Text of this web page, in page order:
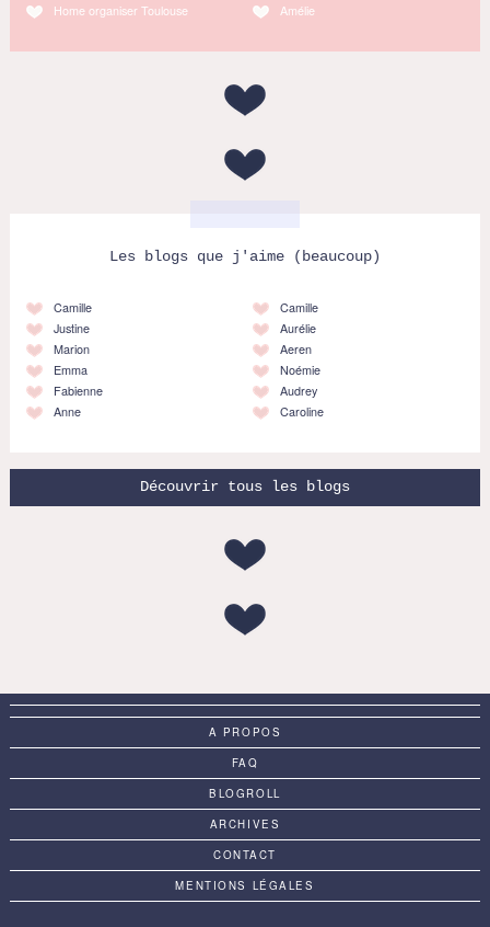
Home organiser Toulouse
Amélie
Les blogs que j'aime (beaucoup)
Camille
Justine
Marion
Emma
Fabienne
Anne
Camille
Aurélie
Aeren
Noémie
Audrey
Caroline
Découvrir tous les blogs
A PROPOS
FAQ
BLOGROLL
ARCHIVES
CONTACT
MENTIONS LÉGALES